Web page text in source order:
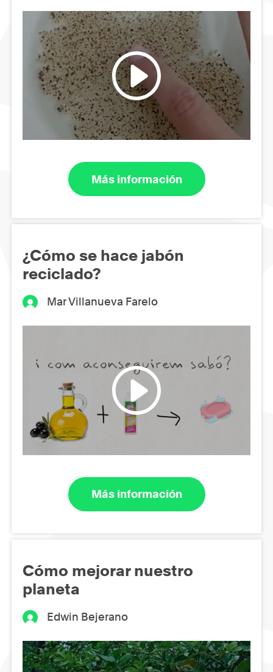
Más información
¿Cómo se hace jabón
reciclado?
Mar Villanueva Farelo
Más información
Cómo mejorar nuestro
planeta
Edwin Bejerano